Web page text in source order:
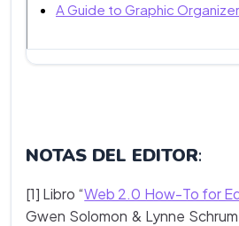
A Guide to Graphic
NOTAS DEL EDITOR:
[1] Libro “Web 2.0 How-To for
Gwen Solomon & Lynne